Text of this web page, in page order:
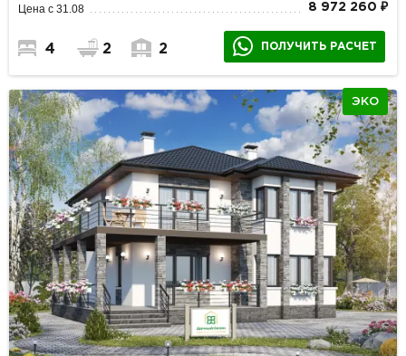
Цена с 31.08 8 972 260 ₽
4 2 2 ПОЛУЧИТЬ РАСЧЕТ
ЭКО